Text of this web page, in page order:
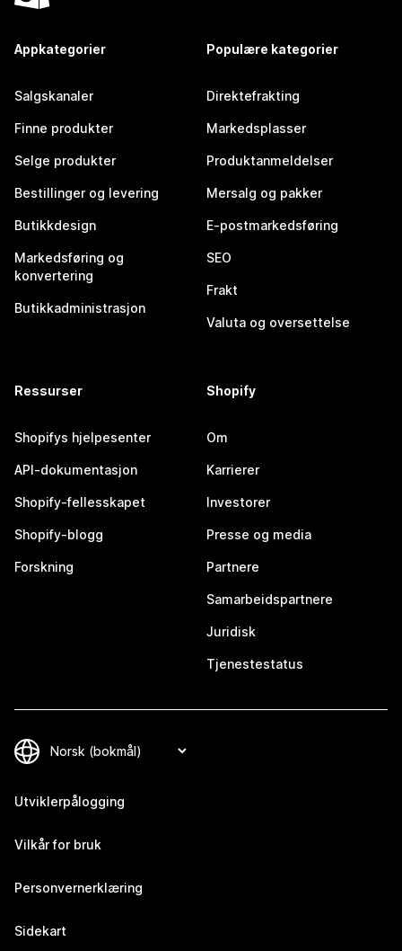
Appkategorier
Salgskanaler
Finne produkter
Selge produkter
Bestillinger og levering
Butikkdesign
Markedsføring og
konvertering
Butikkadministrasjon
Populære kategorier
Direktefrakting
Markedsplasser
Produktanmeldelser
Mersalg og pakker
E-postmarkedsføring
SEO
Frakt
Valuta og oversettelse
Ressurser
Shopifys hjelpesenter
API-dokumentasjon
Shopify-fellesskapet
Shopify-blogg
Forskning
Shopify
Om
Karrierer
Investorer
Presse og media
Partnere
Samarbeidspartnere
Juridisk
Tjenestestatus
Utviklerpålogging
Vilkår for bruk
Personvernerklæring
Sidekart